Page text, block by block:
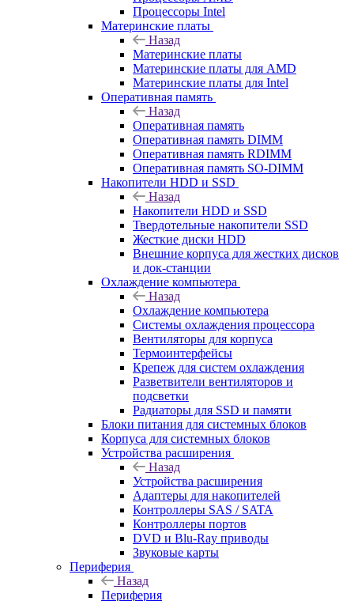
Процессоры Intel
Материнские платы
Назад
Материнские платы
Материнские платы для AMD
Материнские платы для Intel
Оперативная память
Назад
Оперативная память
Оперативная память DIMM
Оперативная память RDIMM
Оперативная память SO-DIMM
Накопители HDD и SSD
Назад
Накопители HDD и SSD
Твердотельные накопители SSD
Жесткие диски HDD
Внешние корпуса для жестких дисков
и док-станции
Охлаждение компьютера
Назад
Охлаждение компьютера
Системы охлаждения процессора
Вентиляторы для корпуса
Термоинтерфейсы
Крепеж для систем охлаждения
Разветвители вентиляторов и
подсветки
Радиаторы для SSD и памяти
Блоки питания для системных блоков
Корпуса для системных блоков
Устройства расширения
Назад
Устройства расширения
Адаптеры для накопителей
Контроллеры SAS / SATA
Контроллеры портов
DVD и Blu-Ray приводы
Звуковые карты
Периферия
Назад
Периферия